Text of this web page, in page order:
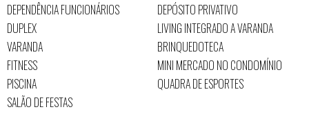
DEPENDÊNCIA FUNCIONÁRIOS
DEPÓSITO PRIVATIVO
DUPLEX
LIVING INTEGRADO A VARANDA
VARANDA
BRINQUEDOTECA
FITNESS
MINI MERCADO NO CONDOMÍNIO
PISCINA
QUADRA DE ESPORTES
SALÃO DE FESTAS